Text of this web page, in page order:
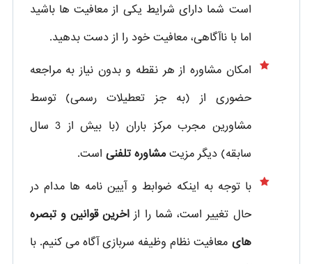
است شما دارای شرایط یکی از معافیت ها باشید
اما با ناآگاهی، معافیت خود را از دست بدهید.
امکان مشاوره از هر نقطه و بدون نیاز به مراجعه
حضوری از
(به جز تعطیلات رسمی) توسط
مشاورین مجرب مرکز باران (با بیش از 3 سال
سابقه) دیگر مزیتمشاوره تلفنی است.
با توجه به اینکه ضوابط و آیین نامه ها مدام در
حال تغییر است، شما را از اخرین قوانین و تبصره
های معافیت نظام وظیفه سربازی آگاه می کنیم. با